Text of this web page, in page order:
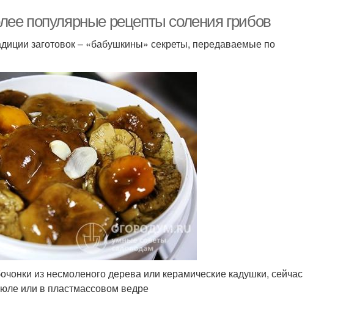
популярные рецепты соления грибов
заготовок – «бабушкины» секреты, передаваемые по
из несмоленого дерева или керамические кадушки, сейчас
или в пластмассовом ведре